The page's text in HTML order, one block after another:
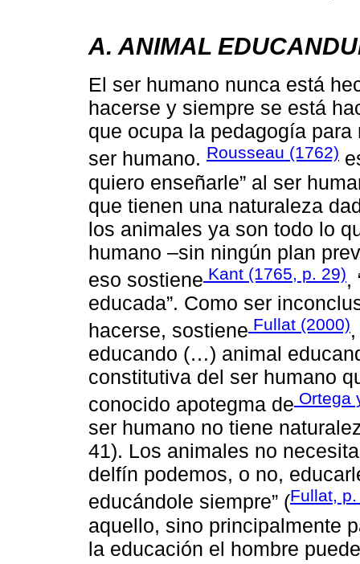
A. ANIMAL
El ser humano nunca está
hacerse y siempre se está
que ocupa la pedagogía
ser humano. Rousseau (1762)
quiero enseñarle” al ser
que tienen una naturaleza
los animales ya son todo lo
humano –sin ningún plan
eso sostiene Kant (1765, p. 29),
educada”. Como ser
hacerse, sostiene Fullat (2000)
educando (…) animal
constitutiva del ser humano
conocido apotegma de Ortega
ser humano no tiene
41). Los animales no
delfín podemos, o no,
educándole siempre” (Fullat,
aquello, sino principalmente
la educación el hombre